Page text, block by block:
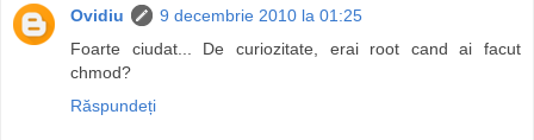
Ovidiu
9 decembrie 2010 la 01:25
Foarte ciudat... De curiozitate, erai root cand ai facut
chmod?
Răspundeți